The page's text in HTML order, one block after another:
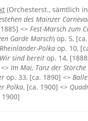
(Orchesterst., sämtlich
des Mainzer
<> Fest-Marsch zum
Garde Marsch) op. 5,
Rheinländer-Polka op. 10,
Wir sind bereit op. 14,
Im Mai, Tanz der
op. 33, [ca. 1890] <>
Polka, [ca. 1900] <>
1900]